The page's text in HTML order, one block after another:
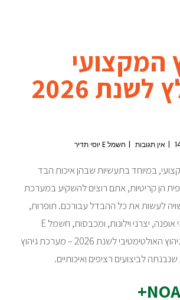
המקצועי
2026
אין תגובות חשמל E יוסי תדיר
במיוחד בתעשיות שבהן איכות הבד
הן קריטיות, אתם רוצים להשקיע במערכת
לעשות את כל ההבדל עבורכם. תופרות,
שמלות כלות,מעצבי אופנה, יצרני וילונות, ומכבסות, חשמל E
מציעה את פתרון הגיהוץ האולטימטיבי לשנת 2026 – מערכת גיהוץ
לביצועים רציפים ואיכותיים.